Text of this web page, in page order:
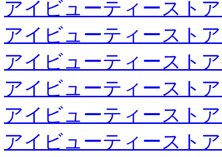
アイビューティースト
アイビューティースト
アイビューティースト
アイビューティースト
アイビューティースト
アイビューティースト